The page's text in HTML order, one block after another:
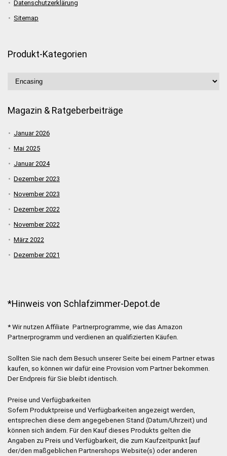
Datenschutzerklärung
Sitemap
Produkt-Kategorien
Magazin & Ratgeberbeiträge
Januar 2026
Mai 2025
Januar 2024
Dezember 2023
November 2023
Dezember 2022
November 2022
März 2022
Dezember 2021
*Hinweis von Schlafzimmer-Depot.de
* Wir nutzen Affiliate Partnerprogramme, wie das Amazon
Partnerprogramm und verdienen an qualifizierten Käufen.
Sollten Sie nach dem Besuch unserer Seite bei einem Partner etwas
kaufen, so können wir dafür eine Provision vom Partner bekommen.
Der Endpreis für Sie bleibt identisch.
Preise und Verfügbarkeiten
Sofern Produktpreise und Verfügbarkeiten angezeigt werden,
entsprechen diese dem angegebenen Stand (Datum/Uhrzeit) und
können sich ändern. Für den Kauf dieses Produkts gelten die
Angaben zu Preis und Verfügbarkeit, die zum Kaufzeitpunkt [auf
der/den maßgeblichen Partnershops Website(s) oder anderen